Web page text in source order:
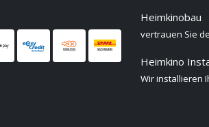
Heimkinobau
vertrauen Sie
Heimkino
Wir installieren